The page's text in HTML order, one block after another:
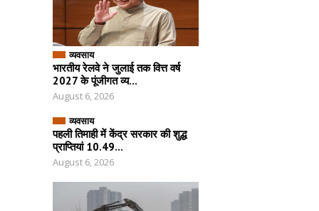
व्यवसाय
भारतीय रेलवे ने जुलाई तक वित्त वर्ष
2027 के पूंजीगत व्य...
August 6, 2026
व्यवसाय
पहली तिमाही में केंद्र सरकार की शुद्ध
प्राप्तियां 10.49...
August 6, 2026